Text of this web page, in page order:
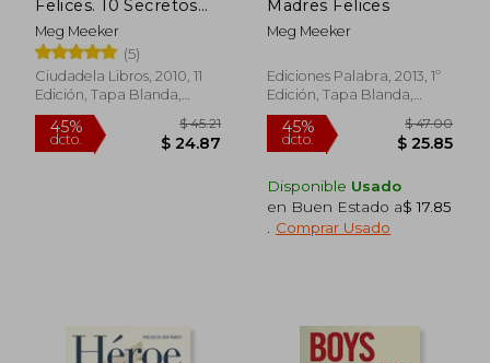
Felices. 10 Secretos
que Todo Padre
Deberia Conocer
Meg Meeker
(5)
Ciudadela Libros, 2010, 11
Edición, Tapa Blanda,
Nuevo
dcto. $ 24.87
Madres Felices
Meg Meeker
Ediciones Palabra, 2013, 1º
Edición, Tapa Blanda,
Nuevo
45%
dcto.
Disponible Usado
en Buen Estado a$ 17.85
Comprar Usado